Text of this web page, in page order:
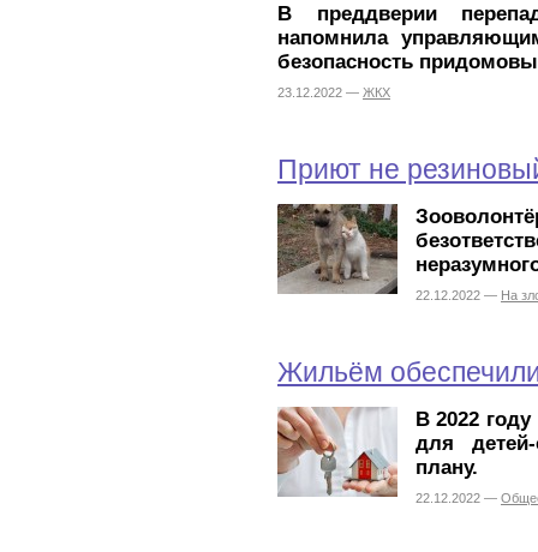
В преддверии
напомнила
безопасность
23.12.2022 — ЖКХ
Приют не
22.12.2022 — На
Жильём
В 2022
для
плану.
22.12.2022 —